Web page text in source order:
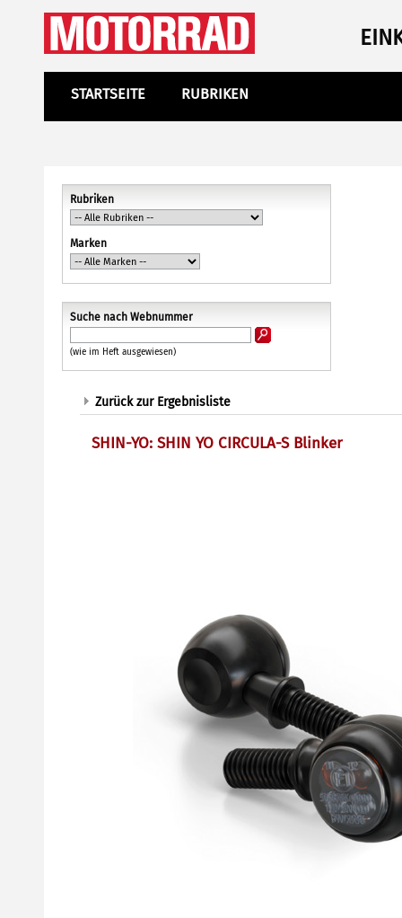
STARTSEITE RUBRIKEN
Rubriken
Marken
Suche nach Webnummer
(wie im Heft ausgewiesen)
Zurück zur Ergebnisliste
SHIN-YO: SHIN YO CIRCULA-S Blinker